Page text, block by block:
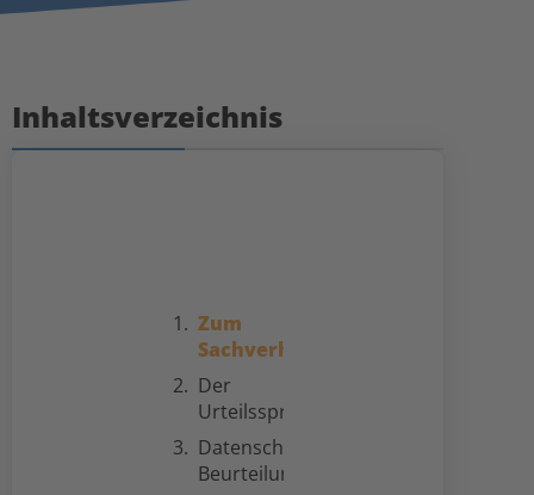
Inhaltsverzeichnis
Zum
Sachverhalt
Der
Urteilsspruch
Datenschutzrechtliche
Beurteilung